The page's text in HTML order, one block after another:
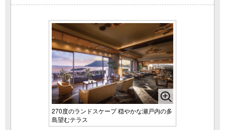
270度のランドスケープ 穏やかな瀬戸内の多
島望むテラス